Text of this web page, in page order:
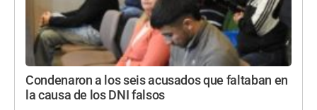
Condenaron a los seis acusados que faltaban en
la causa de los DNI falsos